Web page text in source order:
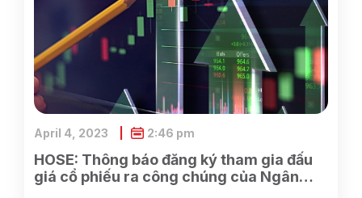
HOSE: Thông báo đăng ký tham gia đấu
giá cổ phiếu ra công chúng của Ngân
April 4, 2023 2:46 pm